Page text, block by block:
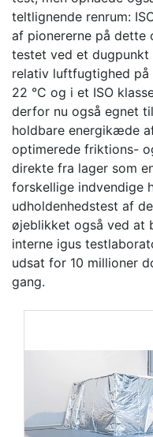
teltlignende renrum:
af pionererne på dette
testet ved et dugpunkt
relativ luftfugtighed på
22 °C og i et ISO
derfor nu også egnet
holdbare energikæde
optimerede friktions-
direkte fra lager som
forskellige indvendige
udholdenhedstest af
øjeblikket også ved
interne igus
udsat for 10 millioner
gang.